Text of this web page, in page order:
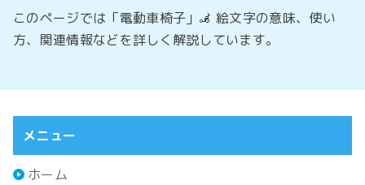
このページでは「電動車椅子」🦼 絵文字の意味、使い
方、関連情報などを詳しく解説しています。
メニュー
ホーム